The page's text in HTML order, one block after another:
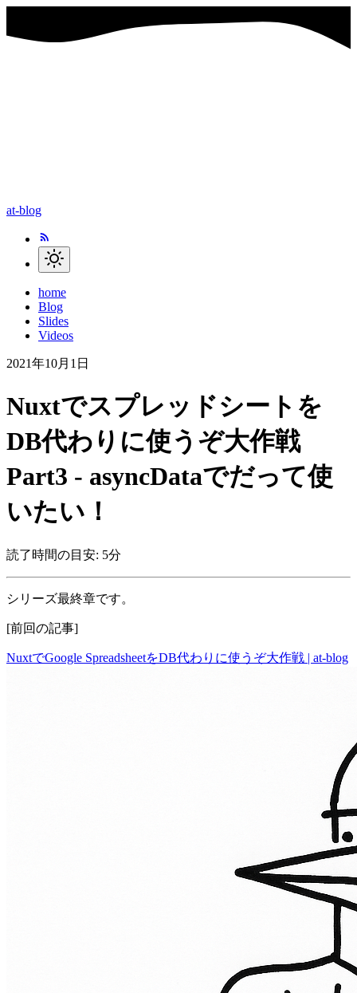
at-blog
home
Blog
Slides
Videos
2021年10月1日
Nuxtでスプレッドシートを
DB代わりに使うぞ大作戦
Part3 - asyncDataでだって使
いたい！
読了時間の目安: 5分
シリーズ最終章です。
[前回の記事]
NuxtでGoogle SpreadsheetをDB代わりに使うぞ大作戦 | at-blog